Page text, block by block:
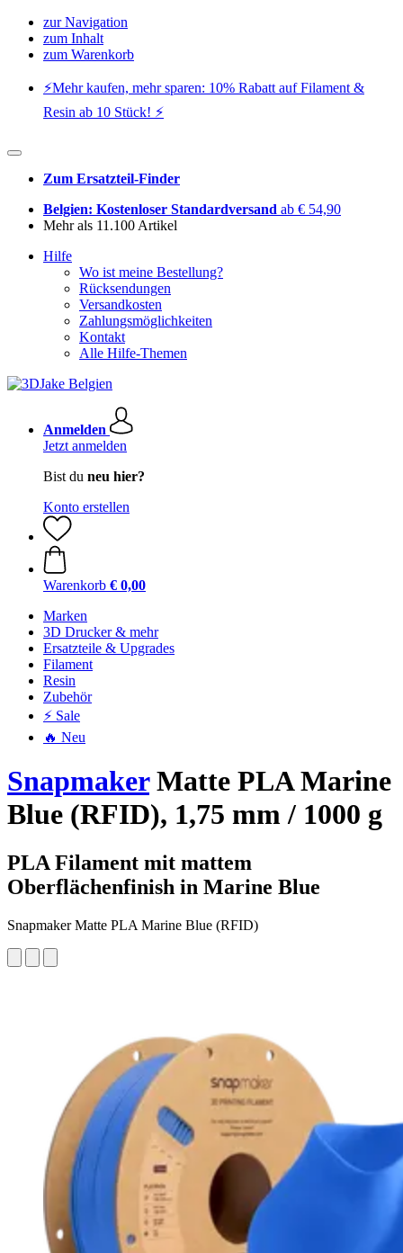
zur Navigation
zum Inhalt
zum Warenkorb
⚡️Mehr kaufen, mehr sparen: 10% Rabatt auf Filament &
Resin ab 10 Stück! ⚡️
Zum Ersatzteil-Finder
Belgien: Kostenloser Standardversand ab € 54,90
Mehr als 11.100 Artikel
Hilfe
Wo ist meine Bestellung?
Rücksendungen
Versandkosten
Zahlungsmöglichkeiten
Kontakt
Alle Hilfe-Themen
Anmelden
Jetzt anmelden
Bist du neu hier?
Konto erstellen
Warenkorb € 0,00
Marken
3D Drucker & mehr
Ersatzteile & Upgrades
Filament
Resin
Zubehör
⚡ Sale
🔥 Neu
SnapmakerMatte PLA Marine
Blue (RFID), 1,75 mm / 1000 g
PLA Filament mit mattem
Oberflächenfinish in Marine Blue
Snapmaker Matte PLA Marine Blue (RFID)